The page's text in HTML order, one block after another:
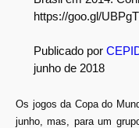
https://goo.gl/
Publicado por
junho de 2018
Os jogos da Copa do
junho, mas, para um